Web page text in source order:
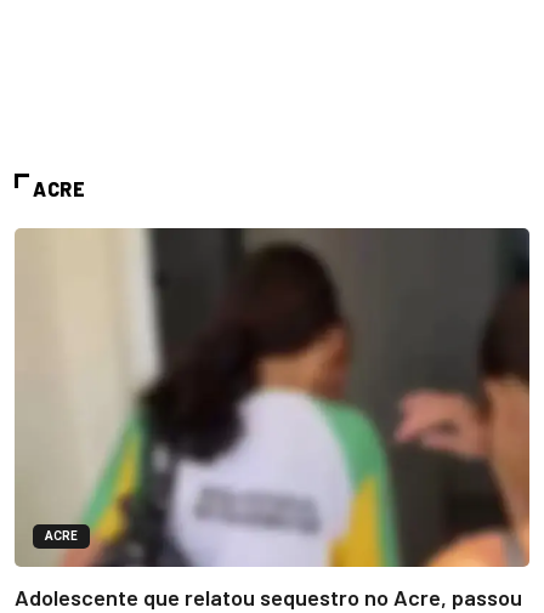
ACRE
ACRE
Adolescente que relatou sequestro no Acre, passou